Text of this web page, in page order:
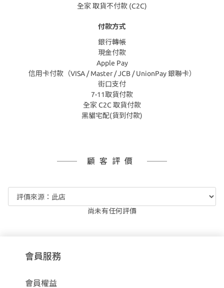
全家 取貨不付款 (C2C)
付款方式
銀行轉帳
現金付款
Apple Pay
信用卡付款（VISA / Master / JCB / UnionPay 銀聯卡）
街口支付
7-11取貨付款
全家 C2C 取貨付款
黑貓宅配(貨到付款)
顧客評價
尚未有任何評價
會員服務
會員權益